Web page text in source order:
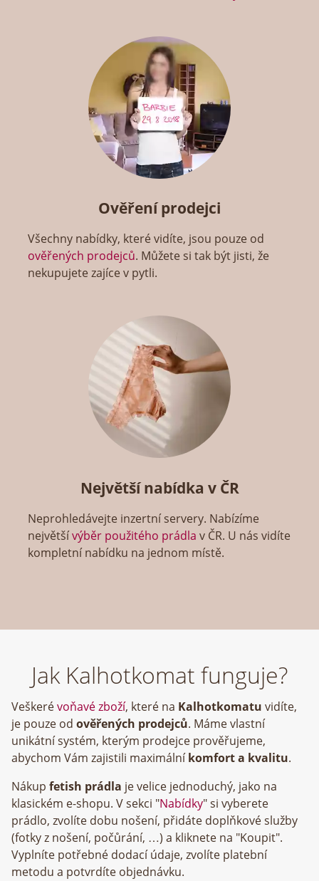
Ověření prodejci
Všechny nabídky, které vidíte, jsou pouze od
ověřených prodejců. Můžete si tak být jisti, že
nekupujete zajíce v pytli.
Největší nabídka v ČR
Neprohledávejte inzertní servery. Nabízíme
největšívýběr použitého prádla v ČR. U nás vidíte
kompletní nabídku na jednom místě.
Jak Kalhotkomat funguje?
Veškerévoňavé zboží, které na Kalhotkomatu vidíte,
je pouze od ověřených prodejců. Máme vlastní
unikátní systém, kterým prodejce prověřujeme,
abychom Vám zajistili maximálníkomfort a kvalitu.
Nákup fetish prádla je velice jednoduchý, jako na
klasickém e-shopu. V sekci "Nabídky" si vyberete
prádlo, zvolíte dobu nošení, přidáte doplňkové služby
(fotky z nošení, počůrání, …) a kliknete na "Koupit".
Vyplníte potřebné dodací údaje, zvolíte platební
metodu a potvrdíte objednávku.